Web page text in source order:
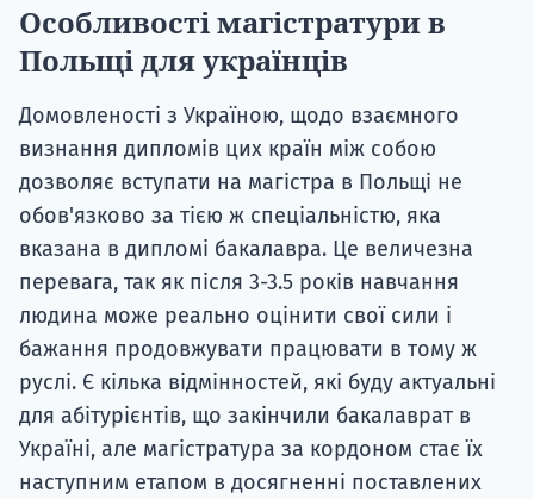
Особливості магістратури в
Польщі для українців
Домовленості з Україною, щодо взаємного
визнання дипломів цих країн між собою
дозволяє вступати на магістра в Польщі не
обов'язково за тією ж спеціальністю, яка
вказана в дипломі бакалавра. Це величезна
перевага, так як після 3-3.5 років навчання
людина може реально оцінити свої сили і
бажання продовжувати працювати в тому ж
руслі. Є кілька відмінностей, які буду актуальні
для абітурієнтів, що закінчили бакалаврат в
Україні, але магістратура за кордоном стає їх
наступним етапом в досягненні поставлених